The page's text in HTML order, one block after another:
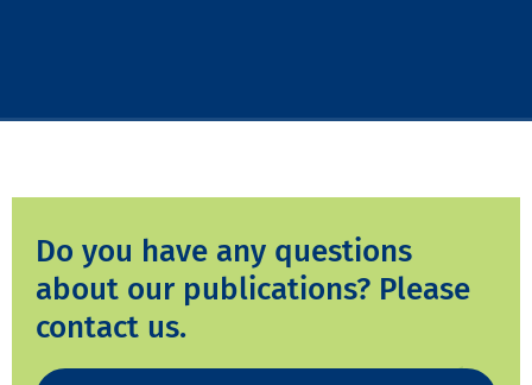
Do you have any questions
about our publications? Please
contact us.